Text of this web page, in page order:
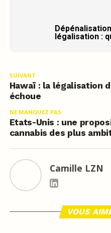
légalisation :
SUIVANT
Hawaï : la légalisation
échoue
NE MANQUEZ PAS
Etats-Unis : une
cannabis des plus
Camille LZN
VOUS